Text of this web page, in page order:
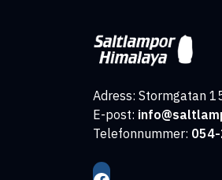
Adress: Stormgatan
E-post:
Telefonnummer: